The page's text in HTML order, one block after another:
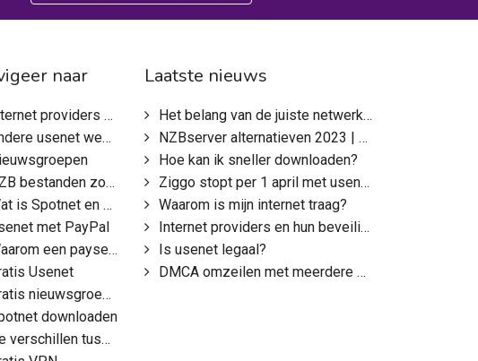
naar
providers met nieuwsservers
usenet websites
bestanden zoeken
is Spotnet en hoe werkt het?
met PayPal
een payserver?
Usenet
nieuwsgroepen
downloaden
tussen Usenet en torrents
Laatste nieuws
Het belang van de juiste netwerkkeuze
NZBserver alternatieven 2023 | NZBserver.com offline?
Hoe kan ik sneller downloaden?
Ziggo stopt per 1 april met usenet, wat nu?
Waarom is mijn internet traag?
Internet providers en hun beveiliging
Is usenet legaal?
DMCA omzeilen met meerdere providers